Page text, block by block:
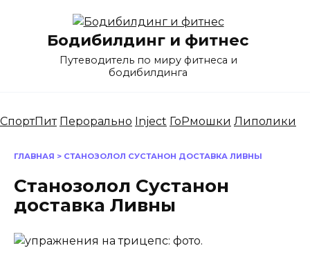
содержаниюБодибилдинг и фитнес
Путеводитель по миру фитнеса и
бодибилдинга
СпортПит Перорально Inject ГоРмошки Липолики
ГЛАВНАЯ > СТАНОЗОЛОЛ СУСТАНОН ДОСТАВКА ЛИВНЫ
Станозолол Сустанон
доставка Ливны